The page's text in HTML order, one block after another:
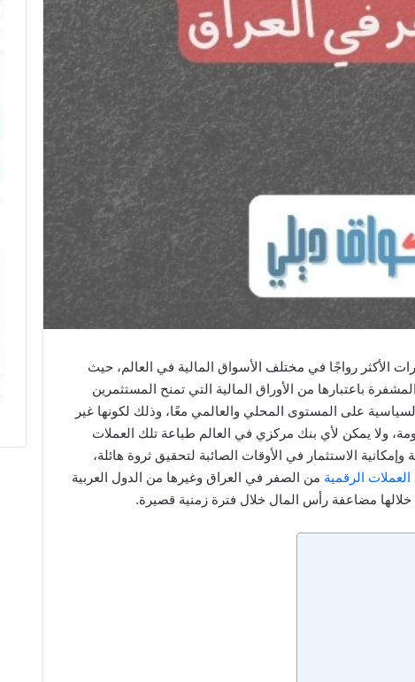
الأكثر رواجًا في مختلف الأسواق المالية في العالم، حيث
باعتبارها من الأوراق المالية التي تمنح المستثمرين
على المستوى المحلي والعالمي معًا، وذلك لكونها غير
ولا يمكن لأي بنك مركزي في العالم طباعة تلك العملات
الاستثمار في الأوقات الصائبة لتحقيق ثروة هائلة،
الرقمية من الصفر في العراق وغيرها من الدول العربية
مضاعفة رأس المال خلال فترة زمنية قصيرة.